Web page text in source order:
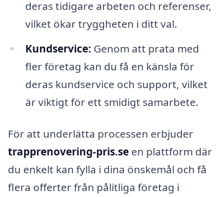
deras tidigare arbeten och referenser,
vilket ökar tryggheten i ditt val.
Kundservice: Genom att prata med
fler företag kan du få en känsla för
deras kundservice och support, vilket
är viktigt för ett smidigt samarbete.
För att underlätta processen erbjuder
trapprenovering-pris.se en plattform där
du enkelt kan fylla i dina önskemål och få
flera offerter från pålitliga företag i